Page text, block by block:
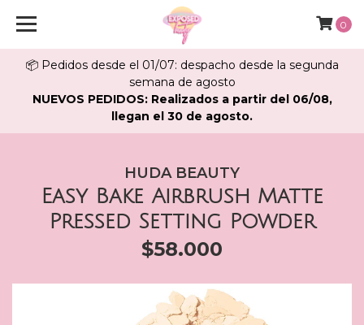
📦 Pedidos desde el 01/07: despacho desde la segunda
semana de agosto
NUEVOS PEDIDOS: Realizados a partir del 06/08,
llegan el 30 de agosto.
0
HUDA BEAUTY
Easy Bake Airbrush Matte
Pressed Setting Powder
$58.000